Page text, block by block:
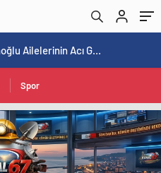
ÜÇ HİLAL ALTINDA TARİHİ BULUŞMA! SEKİZ İL BAŞKANI BİR ARADA
Spor